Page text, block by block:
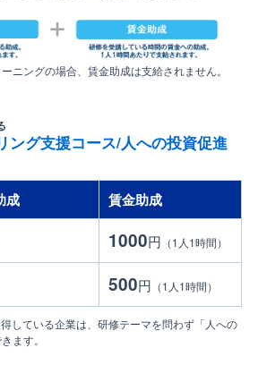
ニングの場合、賃金助成は支給されません。
ング支援コース/人への投資促進
成 賃金助成
1000円 （1人1時間）
500円 （1人1時間）
している企業は、研修テーマを問わず「人への
ます。